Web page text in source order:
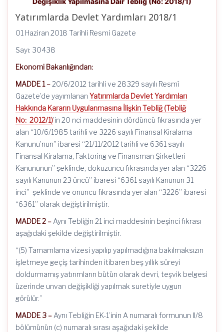
Yatırımlarda Devlet Yardımları 2018/1
01 Haziran 2018 Tarihli Resmi Gazete
Sayı: 30438
Ekonomi Bakanlığından:
MADDE 1 –20/6/2012 tarihli ve 28329 sayılı Resmî
Gazete’de yayımlanan Yatırımlarda Devlet Yardımları
Hakkında Kararın Uygulanmasına İlişkin Tebliğ (Tebliğ
No: 2012/1)’in 20 nci maddesinin dördüncü fıkrasında yer
alan “10/6/1985 tarihli ve 3226 sayılı Finansal Kiralama
Kanunu’nun” ibaresi “21/11/2012 tarihli ve 6361 sayılı
Finansal Kiralama, Faktoring ve Finansman Şirketleri
Kanununun” şeklinde, dokuzuncu fıkrasında yer alan “3226
sayılı Kanunun 23 üncü” ibaresi “6361 sayılı Kanunun 31
inci” şeklinde ve onuncu fıkrasında yer alan “3226” ibaresi
“6361” olarak değiştirilmiştir.
MADDE 2 – Aynı Tebliğin 21 inci maddesinin beşinci fıkrası
aşağıdaki şekilde değiştirilmiştir.
“(5) Tamamlama vizesi yapılıp yapılmadığına bakılmaksızın
işletmeye geçiş tarihinden itibaren beş yıllık süreyi
doldurmamış yatırımların bütün olarak devri, teşvik belgesi
üzerinde unvan değişikliği yapılmak suretiyle uygun
görülür.”
MADDE 3 – Aynı Tebliğin EK-1’inin A numaralı formunun II/8
bölümünün (c) numaralı sırası aşağıdaki şekilde